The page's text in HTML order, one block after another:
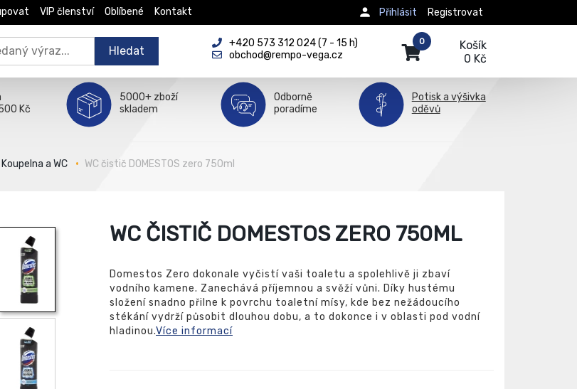
VIP členství Oblíbené Kontakt Registrovat
Přihlásit
Hledat
+420 573 312 024 (7 - 15 h)
obchod@rempo-vega.cz
Košík
0 Kč
0
Kč
5000+ zboží
skladem
Odborně
poradíme
Potisk a výšivka
oděvů
Koupelna a WC WC čistič DOMESTOS zero 750ml
WC ČISTIČ DOMESTOS ZERO 750ML
Domestos Zero dokonale vyčistí vaši toaletu a spolehlivě ji zbaví
vodního kamene. Zanechává příjemnou a svěží vůni. Díky hustému
složení snadno přilne k povrchu toaletní mísy, kde bez nežádoucího
stékání vydrží působit dlouhou dobu, a to dokonce i v oblasti pod vodní
hladinou.Více informací